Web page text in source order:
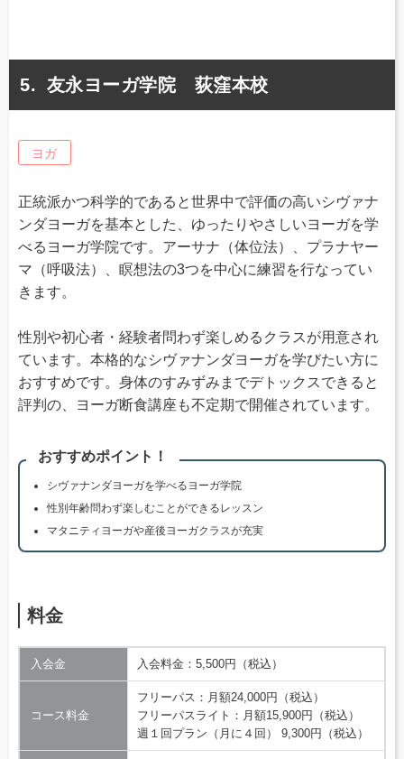
友永ヨーガ学院 荻窪本校
ヨガ
正統派かつ科学的であると世界中で評価の高いシヴァナ
ンダヨーガを基本とした、ゆったりやさしいヨーガを学
べるヨーガ学院です。アーサナ（体位法）、プラナヤー
マ（呼吸法）、瞑想法の3つを中心に練習を行なってい
きます。
性別や初心者・経験者問わず楽しめるクラスが用意され
ています。本格的なシヴァナンダヨーガを学びたい方に
おすすめです。身体のすみずみまでデトックスできると
評判の、ヨーガ断食講座も不定期で開催されています。
おすすめポイント！
シヴァナンダヨーガを学べるヨーガ学院
性別年齢問わず楽しむことができるレッスン
マタニティヨーガや産後ヨーガクラスが充実
料金
入会金 入会料金：5,500円（税込）
コース料金
フリーパス：月額24,000円（税込）
フリーパスライト：月額15,900円（税込）
週１回プラン（月に４回） 9,300円（税込）